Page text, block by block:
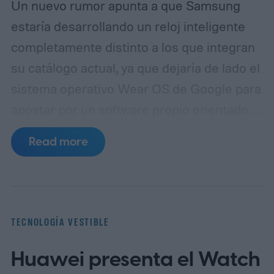
Un nuevo rumor apunta a que Samsung
estaría desarrollando un reloj inteligente
completamente distinto a los que integran
su catálogo actual, ya que dejaría de lado el
maximizar la duración de la batería.
acuerdo con el sitio especializado
encontrado referencias a un dispositivo
"Galaxy Aero", identificado internamente
Read more
TECNOLOGÍA VESTIBLE
Huawei presenta el Watch